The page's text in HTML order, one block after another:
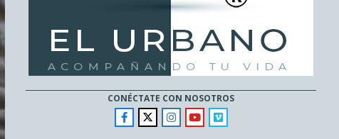
CONÉCTATE CON NOSOTROS